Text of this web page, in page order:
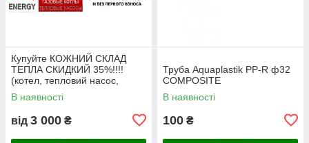
Купуйте КОЖНИЙ СКЛАД
ТЕПЛА СКИДКИЙ 35%!!!!
(котел, тепловий насос,
сонячний колектор)
В наявності
від 3 000 ₴
Труба Aquaplastik PP-R ф32
COMPOSITE
В наявності
100 ₴